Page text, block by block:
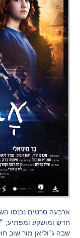
ארבעה סרטים נכנסו
חדש ומושקע ומפתיע;
שבה ג׳וליאן מור שוב